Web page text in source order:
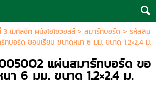
3 เมทัลชีท ผนังไอโซวอลล์> สมาร์ทบอร์ด > รหัสสิน
บอร์ด ขอบเรียบ ขนาดหนา 6 มม. ขนาด 1.2×2.4 ม.
แผ่นสมาร์ทบอร์ด ขอ
า 6 มม. ขนาด 1.2×2.4 ม.